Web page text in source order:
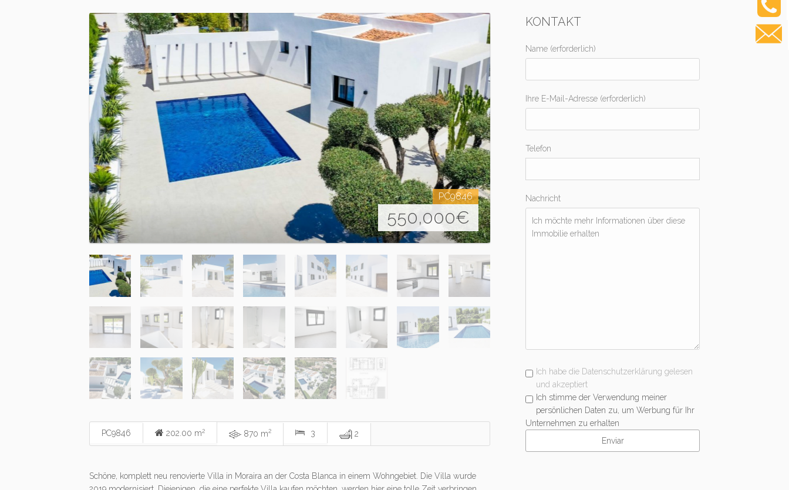
PC9846
550,000€
PC9846 202.00 m2 870 m2 3 2
Schöne, komplett neu renovierte Villa in Moraira an der Costa Blanca in einem Wohngebiet. Die Villa wurde
KONTAKT
Name (erforderlich)
Ihre E-Mail-Adresse (erforderlich)
Telefon
Nachricht
Ich habe die Datenschutzerklärung gelesen
und akzeptiert
Ich stimme der Verwendung meiner
persönlichen Daten zu, um Werbung für Ihr
Unternehmen zu erhalten